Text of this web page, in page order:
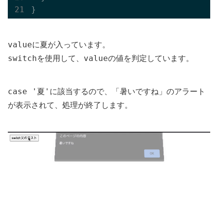
valueに夏が入っています。
switchを使用して、 valueの値を判定しています。
case '夏' に該当するので、「暑いですね」のアラート
が表示されて、処理が終了します。